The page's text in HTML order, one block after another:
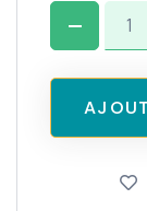
AJ OUT